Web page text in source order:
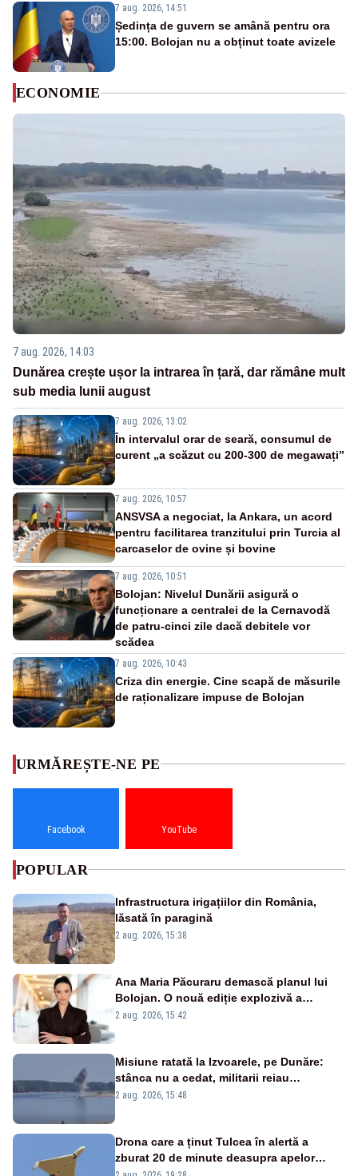
7 aug. 2026, 14:51
Ședința de guvern se amână pentru ora
15:00. Bolojan nu a obținut toate avizele
ECONOMIE
7 aug. 2026, 14:03
Dunărea crește ușor la intrarea în țară, dar rămâne mult
sub media lunii august
7 aug. 2026, 13:02
În intervalul orar de seară, consumul de
curent „a scăzut cu 200-300 de megawați”
7 aug. 2026, 10:57
ANSVSA a negociat, la Ankara, un acord
pentru facilitarea tranzitului prin Turcia al
carcaselor de ovine și bovine
7 aug. 2026, 10:51
Bolojan: Nivelul Dunării asigură o
funcționare a centralei de la Cernavodă
de patru-cinci zile dacă debitele vor
scădea
7 aug. 2026, 10:43
Criza din energie. Cine scapă de măsurile
de raționalizare impuse de Bolojan
URMĂREȘTE-NE PE
Facebook YouTube
POPULAR
Infrastructura irigațiilor din România,
lăsată în paragină
2 aug. 2026, 15:38
Ana Maria Păcuraru demască planul lui
Bolojan. O nouă ediție explozivă a
emisiunii „Miza Zilei” la Realitatea PLUS
2 aug. 2026, 15:42
Misiune ratată la Izvoarele, pe Dunăre:
stânca nu a cedat, militarii reiau
detonările luni – VIDEO
2 aug. 2026, 15:48
Drona care a ținut Tulcea în alertă a
zburat 20 de minute deasupra apelor
României. Au fost ridicate două F-16